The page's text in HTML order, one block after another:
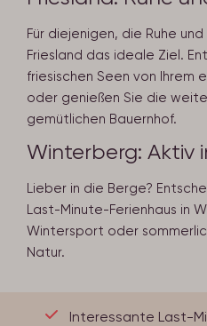
Für diejenigen, die Ruhe
Friesland das ideale Ziel.
friesischen Seen von Ihrem
oder genießen Sie die
gemütlichen Bauernhof.
Winterberg: Aktiv
Lieber in die Berge?
Last-Minute-Ferienhaus in
Wintersport oder
Natur.
Interessante Last-